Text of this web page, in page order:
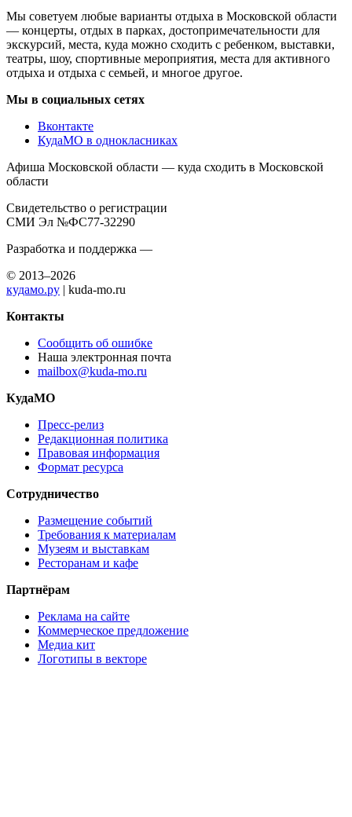
Мы советуем любые варианты отдыха в Московской области
— концерты, отдых в парках, достопримечательности для
экскурсий, места, куда можно сходить с ребенком, выставки,
театры, шоу, спортивные мероприятия, места для активного
отдыха и отдыха с семьей, и многое другое.
Мы в социальных сетях
Вконтакте
КудаМО в однокласниках
Афиша Московской области — куда сходить в Московской
области
Свидетельство о регистрации
СМИ Эл №ФС77-32290
Разработка и поддержка —
© 2013–2026
кудамо.ру | kuda-mo.ru
Контакты
Сообщить об ошибке
Наша электронная почта
mailbox@kuda-mo.ru
КудаМО
Пресс-релиз
Редакционная политика
Правовая информация
Формат ресурса
Сотрудничество
Размещение событий
Требования к материалам
Музеям и выставкам
Ресторанам и кафе
Партнёрам
Реклама на сайте
Коммерческое предложение
Медиа кит
Логотипы в векторе